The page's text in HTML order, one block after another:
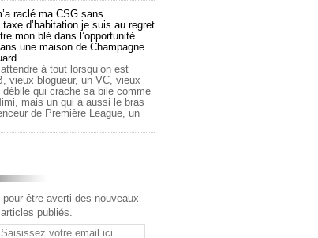
raclé ma CSG sans
taxe d’habitation je suis au regret
mon blé dans l’opportunité
une maison de Champagne
à tout lorsqu’on est
vieux blogueur, un VC, vieux
qui crache sa bile comme
mais un qui a aussi le bras
de Première League, un
être averti des nouveaux
articles publiés.